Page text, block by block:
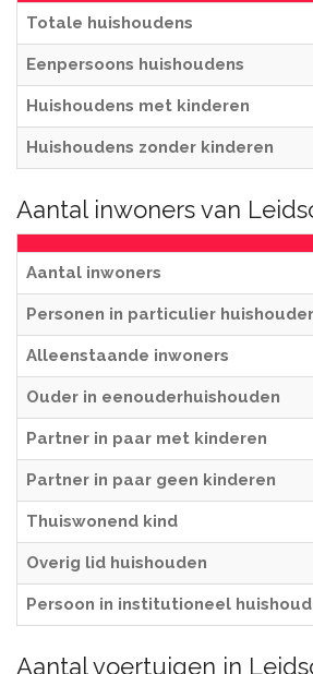
Totale huishoudens
Eenpersoons huishoudens
Huishoudens met kinderen
Huishoudens zonder kinderen
Aantal inwoners van
Aantal inwoners
Personen in particulier
Alleenstaande inwoners
Ouder in eenouderhuishouden
Partner in paar met kinderen
Partner in paar geen kinderen
Thuiswonend kind
Overig lid huishouden
Persoon in institutioneel
Aantal voertuigen in